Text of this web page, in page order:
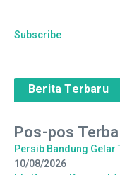
Subscribe
Berita Terbaru
Pos-pos
Persib Bandung Gelar
10/08/2026